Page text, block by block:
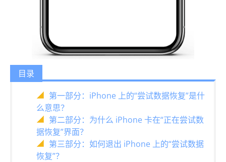
目录
第一部分：iPhone 上的“尝试数据恢复”是什
么意思？
第二部分：为什么 iPhone 卡在“正在尝试数
据恢复”界面？
第三部分：如何退出 iPhone 上的“尝试数据
恢复”？